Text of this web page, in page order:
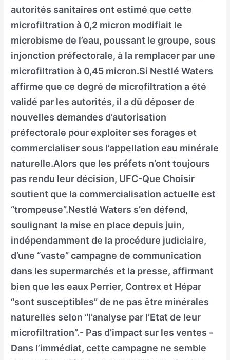
autorités sanitaires ont estimé que cette
microfiltration à 0,2 micron modifiait le
microbisme de l’eau, poussant le groupe, sous
injonction préfectorale, à la remplacer par une
microfiltration à 0,45 micron.Si Nestlé Waters
affirme que ce degré de microfiltration a été
validé par les autorités, il a dû déposer de
nouvelles demandes d’autorisation
préfectorale pour exploiter ses forages et
commercialiser sous l’appellation eau minérale
naturelle.Alors que les préfets n’ont toujours
pas rendu leur décision, UFC-Que Choisir
soutient que la commercialisation actuelle est
“trompeuse”.Nestlé Waters s’en défend,
soulignant la mise en place depuis juin,
indépendamment de la procédure judiciaire,
d’une “vaste” campagne de communication
dans les supermarchés et la presse, affirmant
bien que les eaux Perrier, Contrex et Hépar
“sont susceptibles” de ne pas être minérales
naturelles selon “l’analyse par l’Etat de leur
microfiltration”.- Pas d’impact sur les ventes -
Dans l’immédiat, cette campagne ne semble